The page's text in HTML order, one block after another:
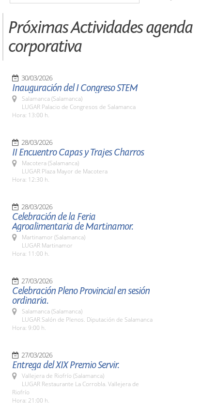
Próximas Actividades agenda
corporativa
30/03/2026
Inauguración del I Congreso STEM
Salamanca (Salamanca)
LUGAR Palacio de Congresos de Salamanca
Hora: 13:00 h.
28/03/2026
II Encuentro Capas y Trajes Charros
Macotera (Salamanca)
LUGAR Plaza Mayor de Macotera
Hora: 12:30 h.
28/03/2026
Celebración de la Feria
Agroalimentaria de Martinamor.
Martinamor (Salamanca)
LUGAR Martinamor
Hora: 11:00 h.
27/03/2026
Celebración Pleno Provincial en sesión
ordinaria.
Salamanca (Salamanca)
LUGAR Salón de Plenos. Diputación de Salamanca
Hora: 9:00 h.
27/03/2026
Entrega del XIX Premio Servir.
Vallejera de Riofrío (Salamanca)
LUGAR Restaurante La Corrobla. Vallejera de
Riofrío
Hora: 21:00 h.